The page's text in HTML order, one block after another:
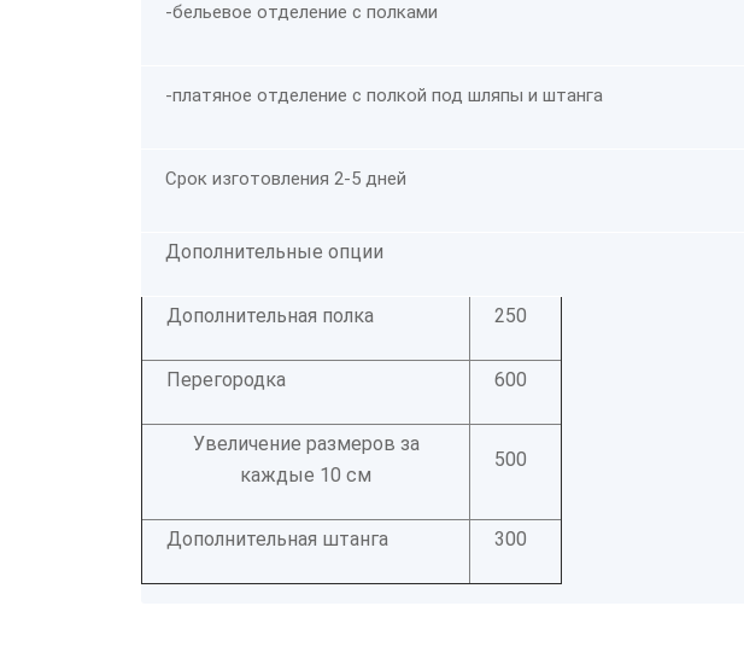
-бельевое отделение с полками
-платяное отделение с полкой под шляпы и штанга
Срок изготовления 2-5 дней
Дополнительные опции
Дополнительная полка 250
Перегородка 600
Увеличение размеров за
каждые 10 см
500
Дополнительная штанга 300